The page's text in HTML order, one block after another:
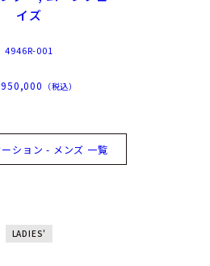
イズ
4946R-001
（税込）
ション - メンズ 一覧
LADIES'